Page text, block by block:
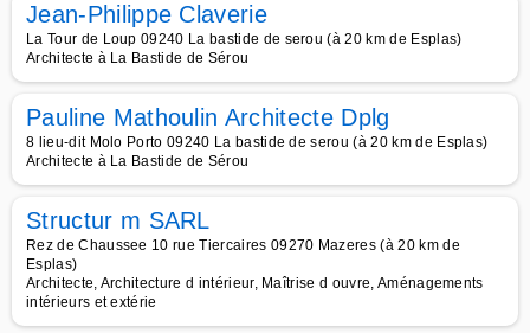
Jean-Philippe Claverie
La Tour de Loup 09240 La bastide de serou (à 20 km de Esplas)
Architecte à La Bastide de Sérou
Pauline Mathoulin Architecte Dplg
8 lieu-dit Molo Porto 09240 La bastide de serou (à 20 km de Esplas)
Architecte à La Bastide de Sérou
Structur m SARL
Rez de Chaussee 10 rue Tiercaires 09270 Mazeres (à 20 km de
Esplas)
Architecte, Architecture d intérieur, Maîtrise d ouvre, Aménagements
intérieurs et extérie